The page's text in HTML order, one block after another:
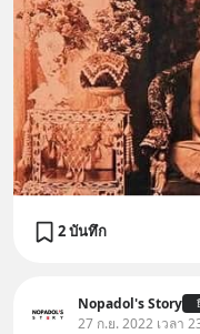
2 บันทึก
Nopadol's Story
27 ก.ย. 2022 เวลา